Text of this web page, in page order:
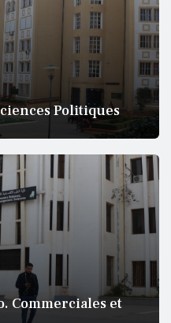
Politiques
Commerciales et